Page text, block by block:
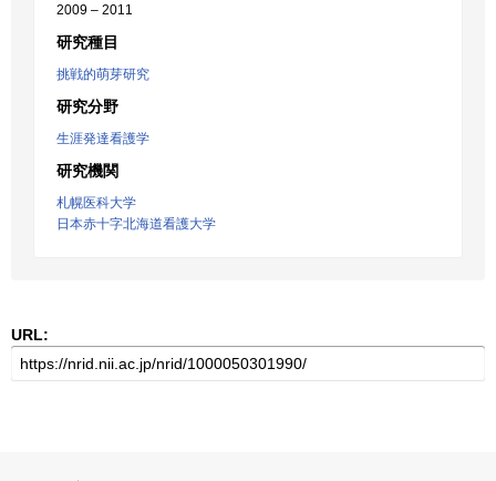
2009 – 2011
研究種目
挑戦的萌芽研究
研究分野
生涯発達看護学
研究機関
札幌医科大学
日本赤十字北海道看護大学
URL: